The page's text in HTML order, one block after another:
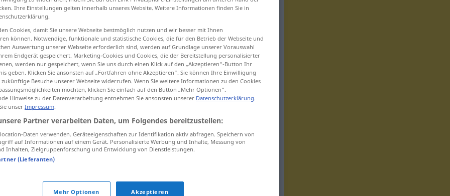
bagnato comeun pulcino
pulcinodi altro uccello
Ihre Einstellungen gelten innerhalb unseres Website. Weitere Informationen finden Sie in
Cookies, damit Sie unsere Webseite bestmöglich nutzen und wir besser mit Ihnen
können. Notwendige, funktionale und statistische Cookies, die für den Betrieb der Webseite und
Auswertung unserer Webseite erforderlich sind, werden auf Grundlage unserer Vorauswahl
Endgerät gespeichert. Marketing-Cookies und Cookies, die der Bereitstellung personalisierter
werden nur gespeichert, wenn Sie uns durch einen Klick auf den „Akzeptieren“-Button Ihr
geben. Klicken Sie ansonsten auf „Fortfahren ohne Akzeptieren“. Sie können Ihre Einwilligung
Besuche unserer Webseite widerrufen. Wenn Sie weitere Informationen zu den Cookies
möchten, klicken Sie einfach auf den Button „Mehr Optionen“.
Hinweise zu der Datenverarbeitung entnehmen Sie ansonsten unserer Datenschutzerklärung.
unser Impressum.
Partner verarbeiten Daten, um Folgendes bereitzustellen:
Daten verwenden. Geräteeigenschaften zur Identifikation aktiv abfragen. Speichern von
auf Informationen auf einem Gerät. Personalisierte Werbung und Inhalte, Messung von
Inhalten, Zielgruppenforschung und Entwicklung von Dienstleistungen.
(Lieferanten)
Mehr Optionen Akzeptieren